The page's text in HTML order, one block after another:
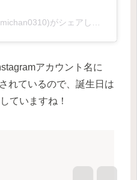
アカウント名に
れているので、誕生日は
ていますね！